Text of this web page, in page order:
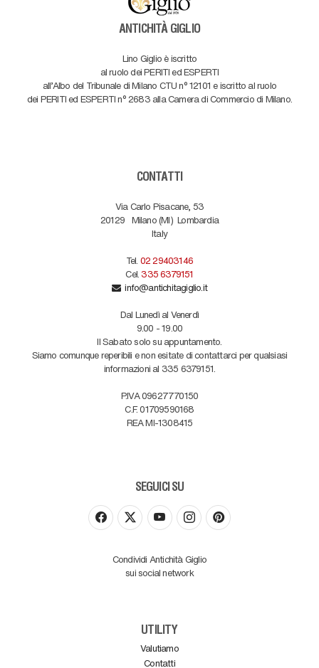
ANTICHITÀ GIGLIO
Lino Giglio è iscritto
al ruolo dei PERITI ed ESPERTI
all'Albo del Tribunale di Milano CTU n° 12101 e iscritto al ruolo
dei PERITI ed ESPERTI n° 2683 alla Camera di Commercio di Milano.
CONTATTI
Via Carlo Pisacane, 53
20129 Milano (MI) Lombardia
Italy
Tel. 02 29403146
Cel. 335 6379151
info@antichitagiglio.it
Dal Lunedì al Venerdì
9.00 - 19.00
Il Sabato solo su appuntamento.
Siamo comunque reperibili e non esitate di contattarci per qualsiasi
informazioni al 335 6379151.
P.IVA 09627770150
C.F. 01709590168
REA MI-1308415
SEGUICI SU
Condividi Antichità Giglio
sui social network
UTILITY
Valutiamo
Contatti